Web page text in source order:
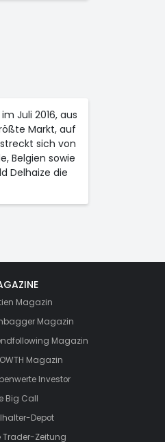
Juli 2016, aus
Markt, auf
sich von
Belgien sowie
Delhaize die
Magazin
Magazin
Magazin
Magazin
Investor
Big Call
Depot
Trader-Zeitung